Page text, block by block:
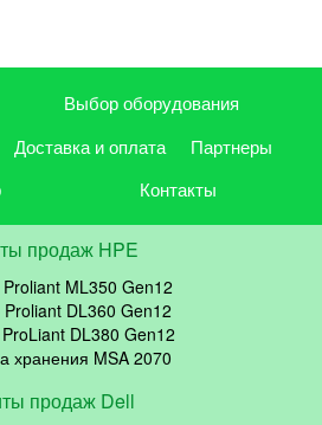
Выбор оборудования
Доставка и оплата
Партнеры
Контакты
продаж HPE
ML350 Gen12
DL360 Gen12
DL380 Gen12
хранения MSA 2070
продаж Dell